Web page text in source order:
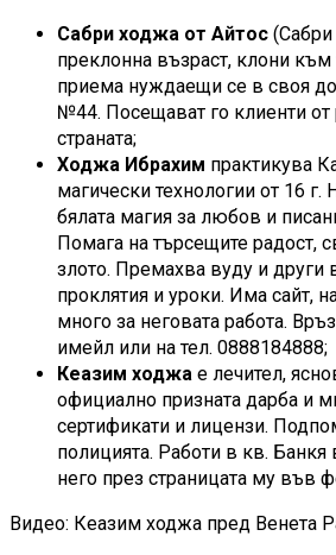
Сабри ходжа от Айтос
преклонна възраст, клони
приема нуждаещи се в своя
№44. Посещават го клиенти от
страната;
Ходжа Ибрахим практикува
магически технологии от 16 г.
бялата магия за любов и
Помага на търсещите радост,
злото. Премахва вуду и други
проклятия и уроки. Има сайт,
много за неговата работа.
имейл или на тел. 0888184888;
Кеазим ходжа е лечител,
официално призната дарба и
сертификати и лицензи.
полицията. Работи в кв.
него през страницата му във
Видео: Кеазим ходжа пред Венета